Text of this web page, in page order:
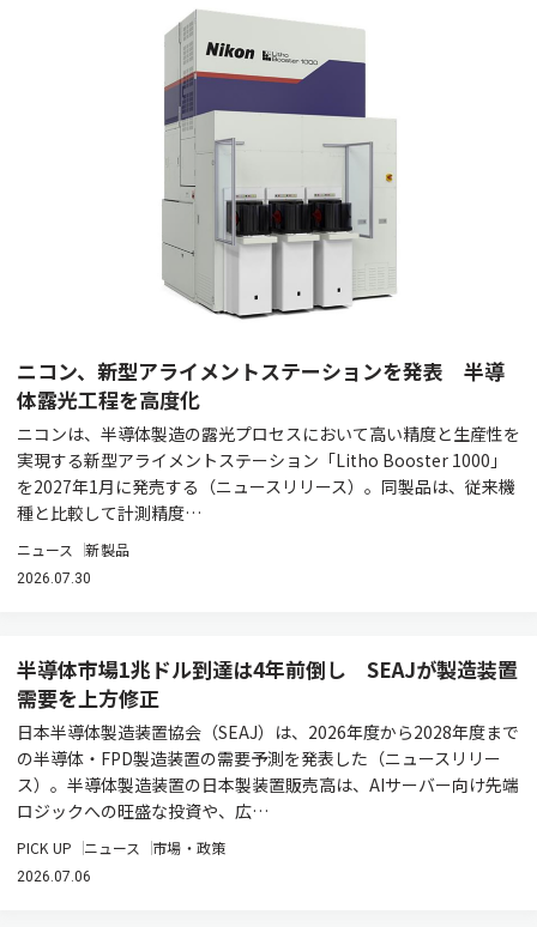
ニコン、新型アライメントステーションを発表 半導
体露光工程を高度化
ニコンは、半導体製造の露光プロセスにおいて高い精度と生産性を
実現する新型アライメントステーション「Litho Booster 1000」
を2027年1月に発売する（ニュースリリース）。同製品は、従来機
種と比較して計測精度…
ニュース 新製品
2026.07.30
半導体市場1兆ドル到達は4年前倒し SEAJが製造装置
需要を上方修正
日本半導体製造装置協会（SEAJ）は、2026年度から2028年度まで
の半導体・FPD製造装置の需要予測を発表した（ニュースリリー
ス）。半導体製造装置の日本製装置販売高は、AIサーバー向け先端
ロジックへの旺盛な投資や、広…
PICK UP ニュース 市場・政策
2026.07.06